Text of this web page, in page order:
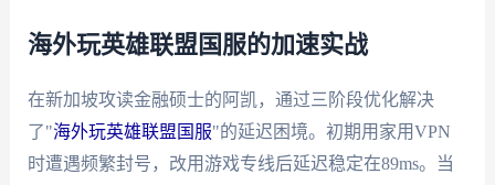
海外玩英雄联盟国服的加速实战
在新加坡攻读金融硕士的阿凯，通过三阶段优化解决
了"海外玩英雄联盟国服"的延迟困境。初期用家用VPN
时遭遇频繁封号，改用游戏专线后延迟稳定在89ms。当